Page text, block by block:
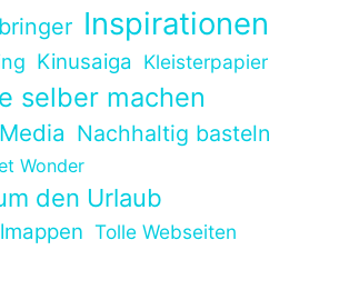
Inspirationen
Kinusaiga Kleisterpapier
selber machen
Nachhaltig basteln
Wonder
den Urlaub
Tolle Webseiten